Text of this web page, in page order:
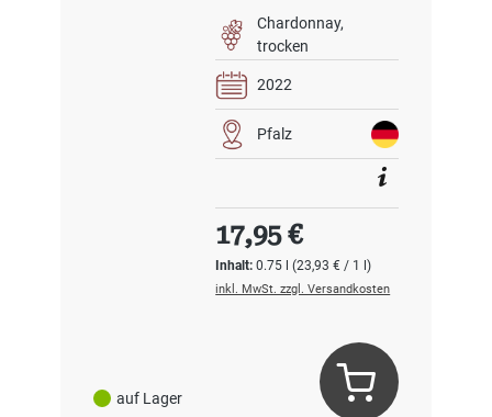
auf Lager
trocken
Chardonnay
trocken
2022
Pfalz
Inhalt:0.75 l(23,93 € / 1 l)
Regulärer Preis:
17,95 €
inkl. MwSt. zzgl. Versandkosten